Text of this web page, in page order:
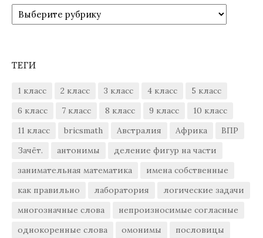
Рубрики
ТЕГИ
1 класс 2 класс 3 класс 4 класс
5 класс
6 класс
7 класс 8 класс 9 класс
10 класс
11 класс
bricsmath Австралия Африка
ВПР
Зачёт.
антонимы
деление фигур на части
занимательная математика
имена собственные
как правильно
лаборатория
логические задачи
многозначные слова
непроизносимые согласные
однокоренные слова
омонимы
пословицы